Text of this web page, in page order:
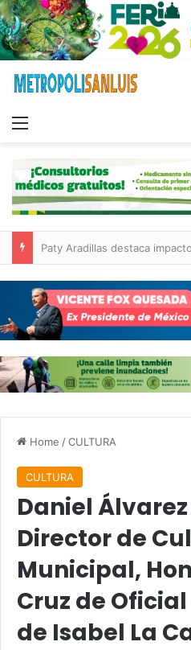
Home /CULTURA
CULTURA
Daniel
Director de
Municipal,
Cruz de
de Isabel La